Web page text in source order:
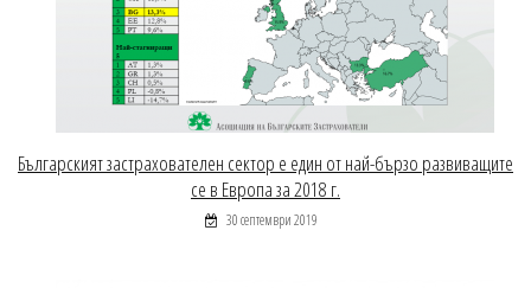
Българският застрахователен сектор е един от най-бързо развиващите
се в Европа за 2018 г.
30 септември 2019